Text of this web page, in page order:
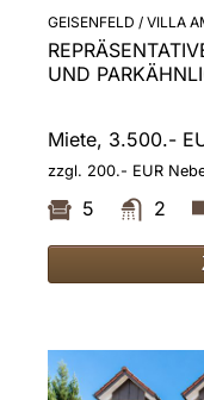
GEISENFELD / VILLA
UND
Miete, 3.500.-
zzgl. 200.- EUR
5 2